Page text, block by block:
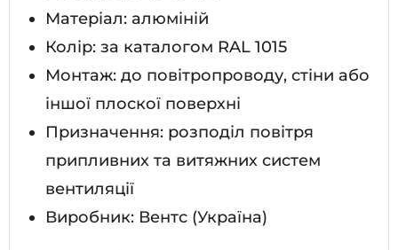
Матеріал: алюміній
Колір: за каталогом RAL 1015
Монтаж: до повітропроводу, стіни або
іншої плоскої поверхні
Призначення: розподіл повітря
припливних та витяжних систем
вентиляції
Виробник: Вентс (Україна)